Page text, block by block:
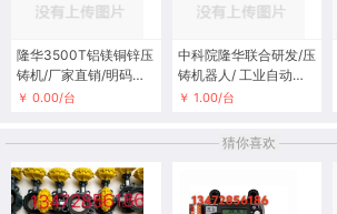
隆华3500T铝镁铜锌压
铸机/厂家直销/明码标
价
￥ 0.00/台
中科院隆华联合研发/压
铸机器人/ 工业自动化/
六轴机械臂
￥ 1.00/台
猜你喜欢